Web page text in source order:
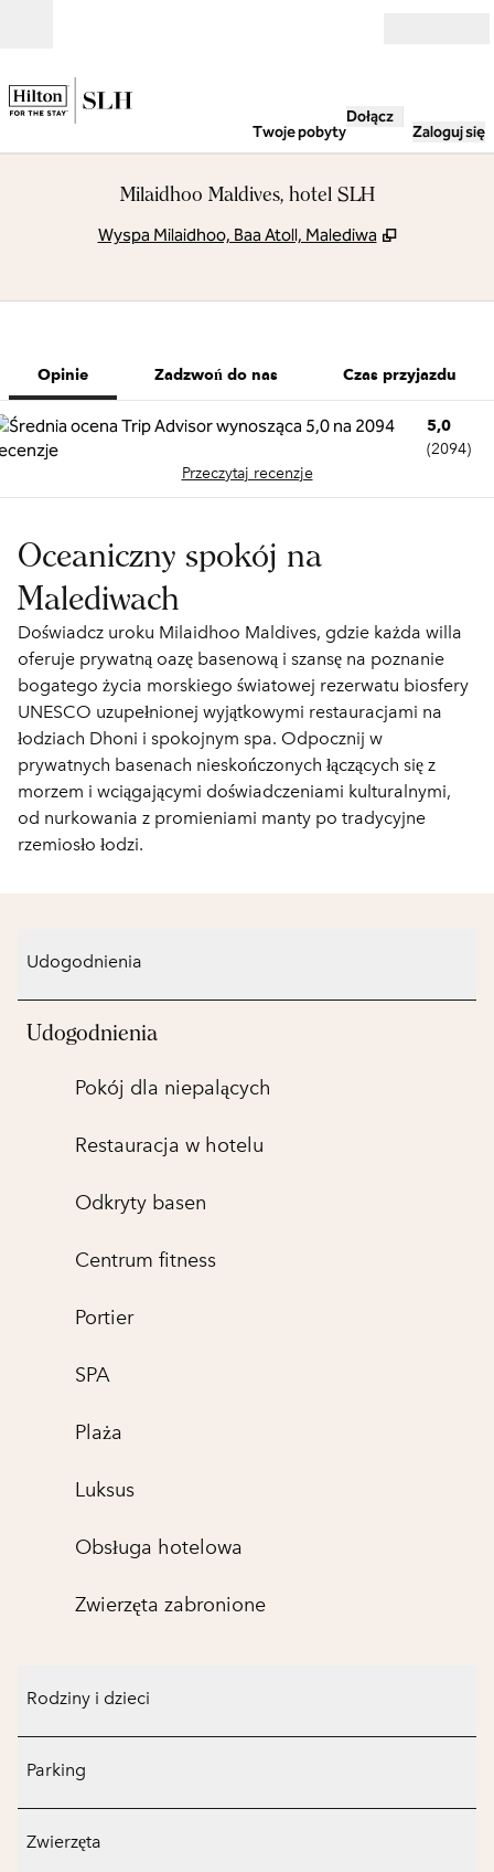
Twoje pobyty
Dołącz
Zaloguj się
Milaidhoo Maldives, hotel SLH
Wyspa Milaidhoo, Baa Atoll, Malediwa ,
Opinie Zadzwoń do nas Czas przyjazdu
5,0
(2094)
Przeczytaj recenzje
Oceaniczny spokój na
Malediwach
Doświadcz uroku Milaidhoo Maldives, gdzie każda willa
oferuje prywatną oazę basenową i szansę na poznanie
bogatego życia morskiego światowej rezerwatu biosfery
UNESCO uzupełnionej wyjątkowymi restauracjami na
łodziach Dhoni i spokojnym spa. Odpocznij w
prywatnych basenach nieskończonych łączących się z
morzem i wciągającymi doświadczeniami kulturalnymi,
od nurkowania z promieniami manty po tradycyjne
rzemiosło łodzi.
Udogodnienia
Udogodnienia
Pokój dla niepalących
Restauracja w hotelu
Odkryty basen
Centrum fitness
Portier
SPA
Plaża
Luksus
Obsługa hotelowa
Zwierzęta zabronione
Rodziny i dzieci
Parking
Zwierzęta